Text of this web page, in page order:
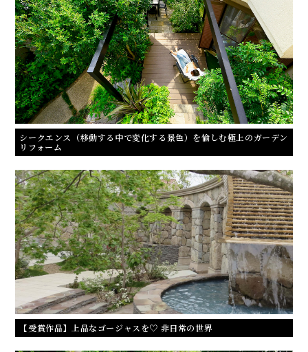
シークエンス（移動する中で変化する景色）を愉しむ極上のガーデン
リフォーム
【受賞作品】上品なゴージャスを♡ 非日常の世界